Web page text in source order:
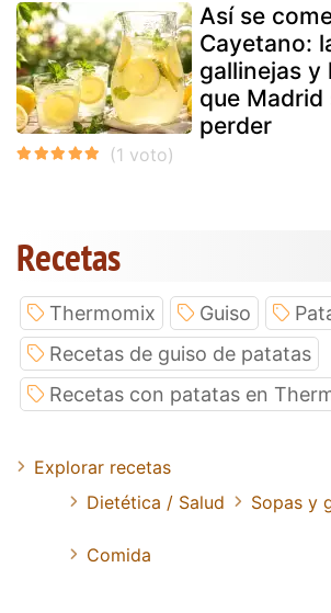
Así se
Cayetano:
gallinejas y
que Madrid
perder
Recetas
Thermomix Guiso
Recetas de guiso de patatas
Recetas con patatas en
Explorar recetas
Dietética / Salud
Sopas y
Comida